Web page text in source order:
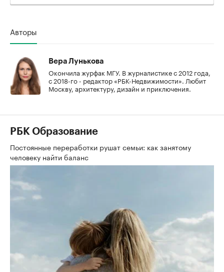
Авторы
Вера Лунькова
Окончила журфак МГУ. В журналистике с 2012 года,
с 2018-го - редактор «РБК-Недвижимости». Любит
Москву, архитектуру, дизайн и приключения.
РБК Образование
Постоянные переработки рушат семьи: как занятому
человеку найти баланс